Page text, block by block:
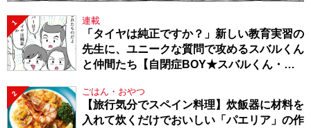
1 連載
「タイヤは純正ですか？」新しい教育実習の
先生に、ユニークな質問で攻めるスバルくん
と仲間たち【自閉症BOY★スバルくん・
2 ごはん・おやつ
【旅行気分でスペイン料理】炊飯器に材料を
入れて炊くだけでおいしい「パエリア」の作